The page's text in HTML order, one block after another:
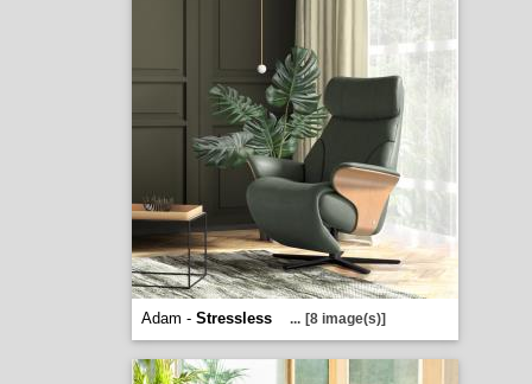
Adam - Stressless ... [8 image(s)]